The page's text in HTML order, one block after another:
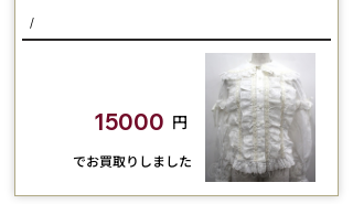
/
15000 円
​でお買取りしました